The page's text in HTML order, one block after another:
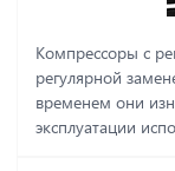
Компрессоры с
регулярной
временем они
эксплуатации